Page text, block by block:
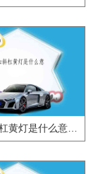
别克tc斜杠黄灯是什么意思？